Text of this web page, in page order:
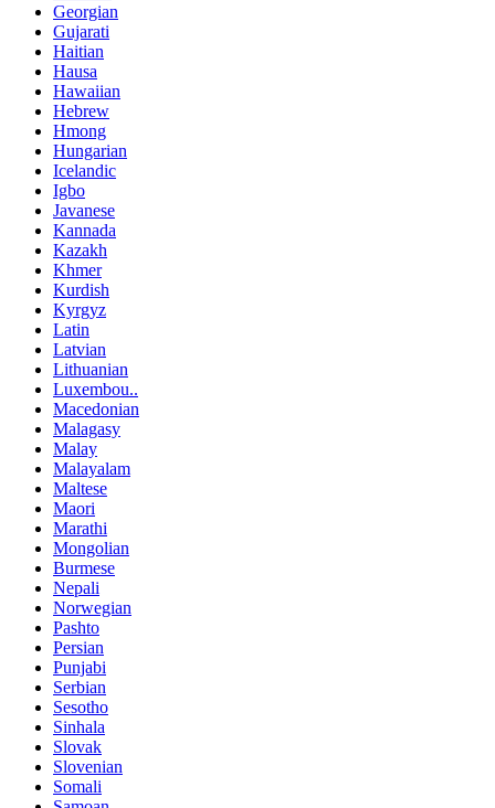
Georgian
Gujarati
Haitian
Hausa
Hawaiian
Hebrew
Hmong
Hungarian
Icelandic
Igbo
Javanese
Kannada
Kazakh
Khmer
Kurdish
Kyrgyz
Latin
Latvian
Lithuanian
Luxembou..
Macedonian
Malagasy
Malay
Malayalam
Maltese
Maori
Marathi
Mongolian
Burmese
Nepali
Norwegian
Pashto
Persian
Punjabi
Serbian
Sesotho
Sinhala
Slovak
Slovenian
Somali